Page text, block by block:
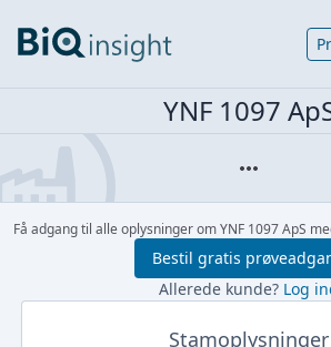
YNF 1097
Få adgang til alle oplysninger om YNF 1097 ApS
Bestil gratis
Allerede kunde? Log
Stamoplysninger